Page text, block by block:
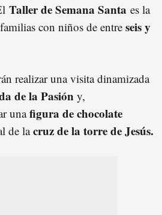
Taller de Semana Santa es la
con niños de entre seis y
realizar una visita dinamizada
de la Pasión y,
unafigura de chocolate
de lacruz de la torre de Jesús.